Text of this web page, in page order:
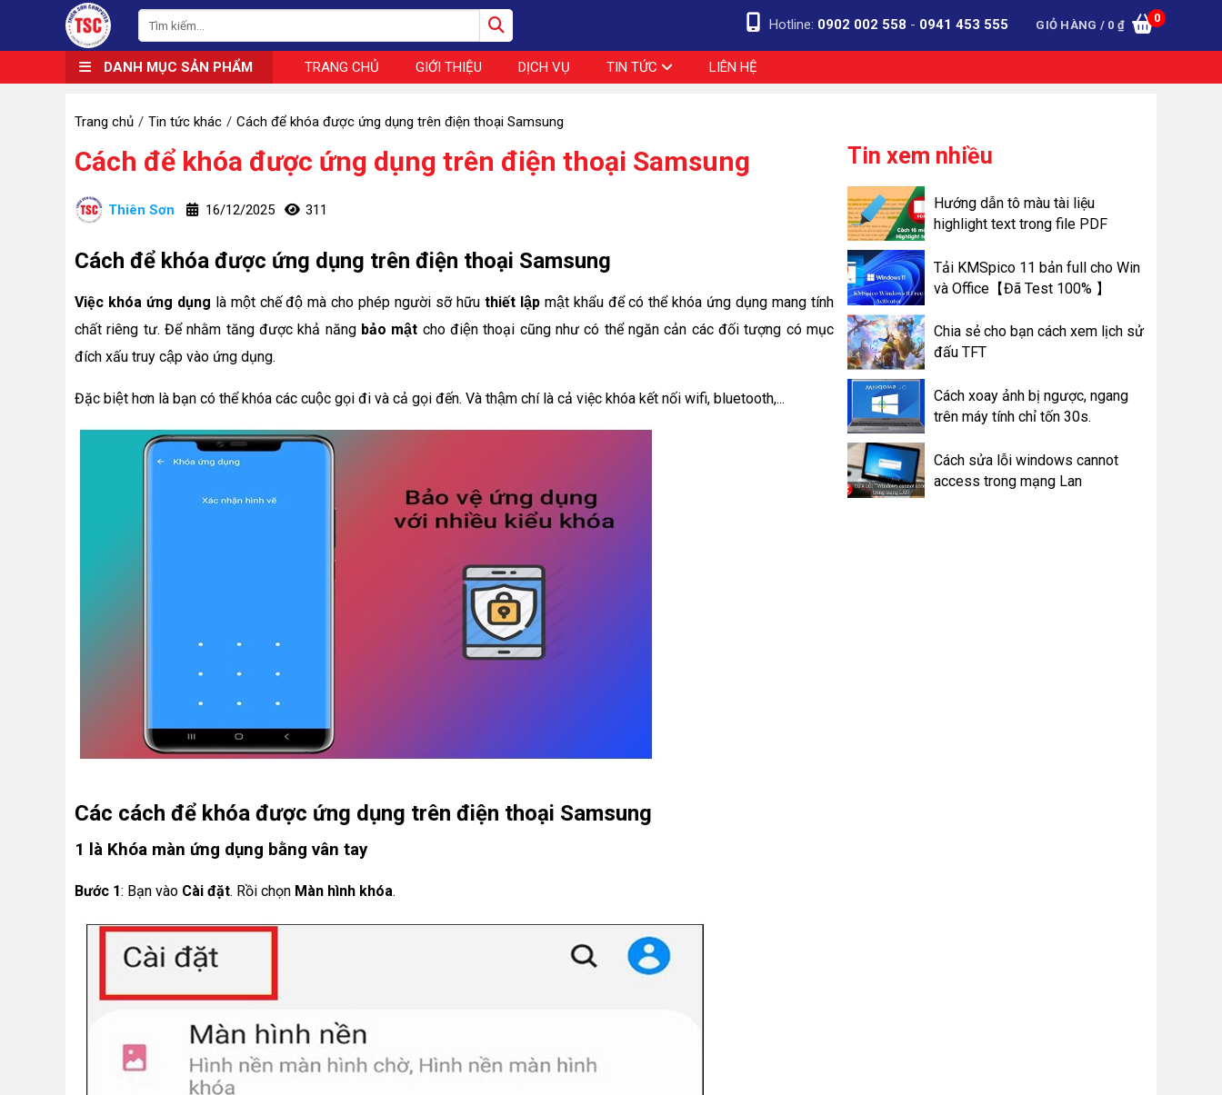
GIỎ HÀNG / 0 ₫
0
Hotline: 0902 002 558 - 0941 453 555
DANH MỤC SẢN PHẨM TRANG CHỦ GIỚI THIỆU DỊCH VỤ TIN TỨC LIÊN HỆ
Trang chủ Tin tức khác Cách để khóa được ứng dụng trên điện thoại Samsung
Cách để khóa được ứng dụng trên điện thoại Samsung
Thiên Sơn 16/12/2025 311
Cách để khóa được ứng dụng trên điện thoại Samsung
Việc khóa ứng dụng là một chế độ mà cho phép người sỡ hữu thiết lậpmật khẩu để có thể khóa ứng dụng mang tính
chất riêng tư. Để nhằm tăng được khả năng bảo mật cho điện thoại cũng như có thể ngăn cản các đối tượng có mục
đích xấu truy cập vào ứng dụng.
Đặc biệt hơn là bạn có thể khóa các cuộc gọi đi và cả gọi đến. Và thậm chí là cả việc khóa kết nối wifi, bluetooth,...
Các cách để khóa được ứng dụng trên điện thoại Samsung
1 là Khóa màn ứng dụng bằng vân tay
Bước 1: Bạn vào Cài đặt. Rồi chọn Màn hình khóa.
Tin xem nhiều
Hướng dẫn tô màu tài liệu
highlight text trong file PDF
Tải KMSpico 11 bản full cho Win
và Office【Đã Test 100% 】
Chia sẻ cho bạn cách xem lịch sử
đấu TFT
Cách xoay ảnh bị ngược, ngang
trên máy tính chỉ tốn 30s.
Cách sửa lỗi windows cannot
access trong mạng Lan